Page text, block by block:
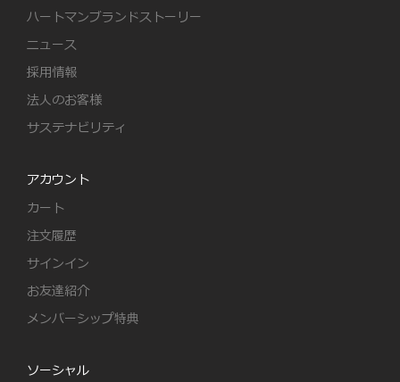
ハートマンブランドストーリー
ニュース
採用情報
法人のお客様
サステナビリティ
アカウント
カート
注文履歴
サインイン
お友達紹介
メンバーシップ特典
ソーシャル